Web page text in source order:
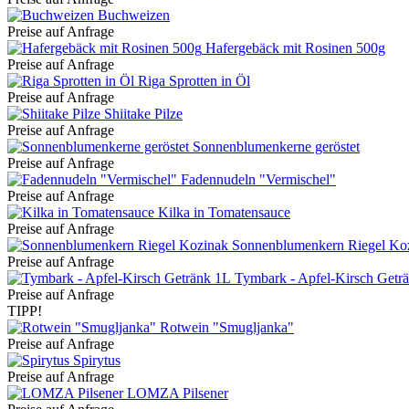
Buchweizen
Preise auf Anfrage
Hafergebäck mit Rosinen 500g
Preise auf Anfrage
Riga Sprotten in Öl
Preise auf Anfrage
Shiitake Pilze
Preise auf Anfrage
Sonnenblumenkerne geröstet
Preise auf Anfrage
Fadennudeln "Vermischel"
Preise auf Anfrage
Kilka in Tomatensauce
Preise auf Anfrage
Sonnenblumenkern Riegel
Preise auf Anfrage
Tymbark - Apfel-Kirsch
Preise auf Anfrage
TIPP!
Rotwein "Smugljanka"
Preise auf Anfrage
Spirytus
Preise auf Anfrage
LOMZA Pilsener